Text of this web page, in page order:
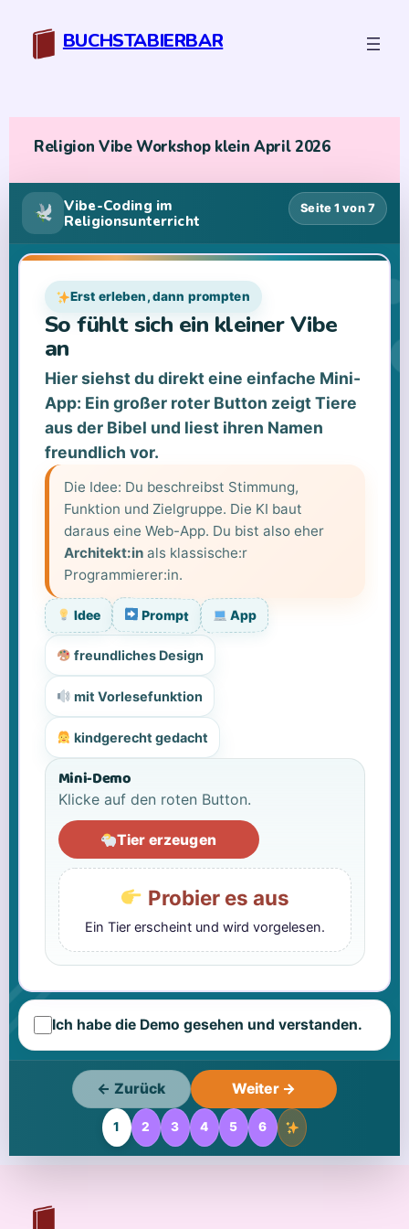
Inhalt
springen
BUCHSTABIERBAR
Religion Vibe Workshop klein April 2026
Vibe-Coding im
Religionsunterricht
Seite 1 von 7
Erst erleben, dann prompten
So fühlt sich ein kleiner Vibe
an
Hier siehst du direkt eine einfache Mini-
App: Ein großer roter Button zeigt Tiere
aus der Bibel und liest ihren Namen
freundlich vor.
Die Idee: Du beschreibst Stimmung,
Funktion und Zielgruppe. Die KI baut
daraus eine Web-App. Du bist also eher
Architekt:inals klassische:r
Programmierer:in.
Idee Prompt App
freundliches Design
mit Vorlesefunktion
kindgerecht gedacht
Mini-Demo
Klicke auf den roten Button.
Tier erzeugen
Probier es aus
Ein Tier erscheint und wird vorgelesen.
Ich habe die Demo gesehen und verstanden.
← Zurück Weiter →
1 2 3 4 5 6